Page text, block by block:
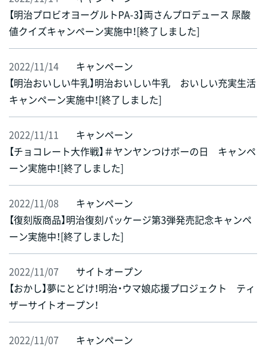
【明治プロビオヨーグルトPA-3】両さんプロデュース 尿酸
値クイズキャンペーン実施中！[終了しました]
2022/11/14
キャンペーン
【明治おいしい牛乳】明治おいしい牛乳 おいしい充実生活
キャンペーン実施中！[終了しました]
2022/11/11
キャンペーン
【チョコレート大作戦】＃ヤンヤンつけボーの日 キャンペ
ーン実施中！[終了しました]
2022/11/08
キャンペーン
【復刻版商品】明治復刻パッケージ第3弾発売記念キャンペ
ーン実施中！[終了しました]
2022/11/07
サイトオープン
【おかし】夢にとどけ！明治・ウマ娘応援プロジェクト ティ
ザーサイトオープン！
2022/11/07
キャンペーン